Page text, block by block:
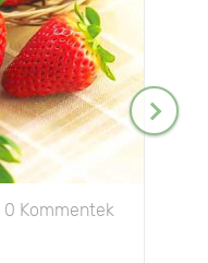
0 Kommentek